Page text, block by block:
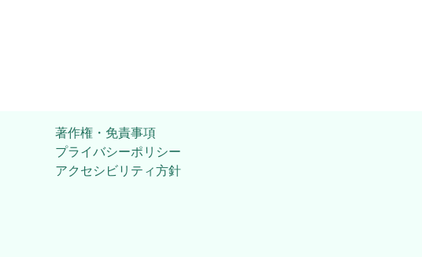
著作権・免責事項
プライバシーポリシー
アクセシビリティ方針